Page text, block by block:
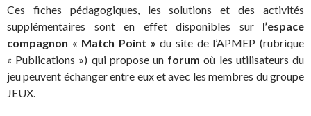
Ces fiches pédagogiques, les solutions et des activités
supplémentaires sont en effet disponibles sur l’espace
compagnon « Match Point » du site de l’APMEP (rubrique
« Publications ») qui propose un forum où les utilisateurs du
jeu peuvent échanger entre eux et avec les membres du groupe
JEUX.